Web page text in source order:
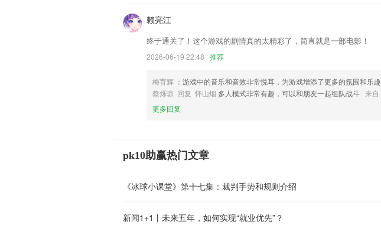
赖亮江
终于通关了！这个游戏的剧情真的太精彩了，简直就是一部电影！
2026-06-19 22:48 推荐
梅育辉 ：游戏中的音乐和音效非常悦耳，为游戏增添了更多的氛围和乐趣
蔡烁琼 回复 怀山烟 多人模式非常有趣，可以和朋友一起组队战斗 来自
更多回复
pk10助赢热门文章
《冰球小课堂》第十七集：裁判手势和规则介绍
新闻1+1丨未来五年，如何实现“就业优先”？